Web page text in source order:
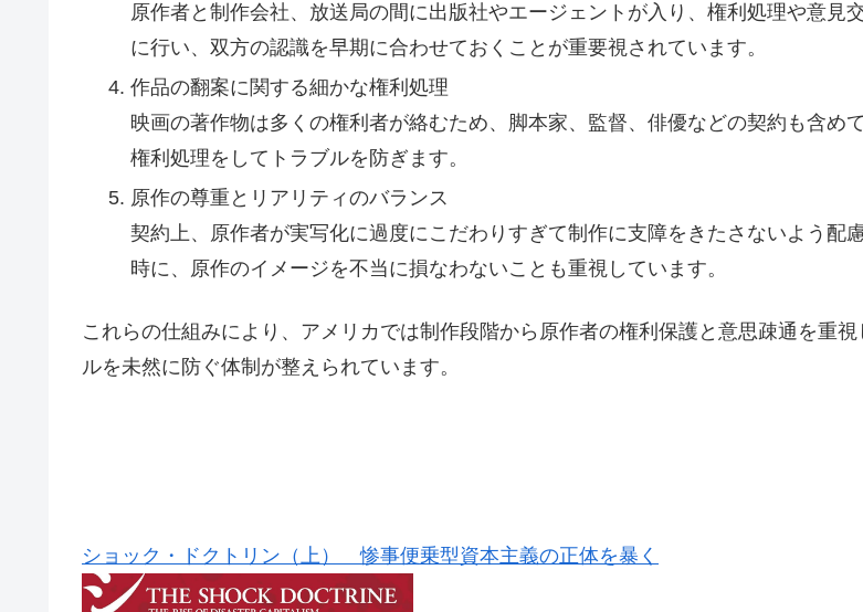
原作者と制作会社、放送局の間に出版社やエージェントが入り、権利処理や意見
に行い、双方の認識を早期に合わせておくことが重要視されています。
作品の翻案に関する細かな権利処理
映画の著作物は多くの権利者が絡むため、脚本家、監督、俳優などの契約も含め
権利処理をしてトラブルを防ぎます。
原作の尊重とリアリティのバランス
契約上、原作者が実写化に過度にこだわりすぎて制作に支障をきたさないよう配
時に、原作のイメージを不当に損なわないことも重視しています。
これらの仕組みにより、アメリカでは制作段階から原作者の権利保護と意思疎通を重
ルを未然に防ぐ体制が整えられています。
ショック・ドクトリン（上） 惨事便乗型資本主義の正体を暴く